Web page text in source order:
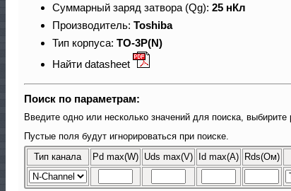
Суммарный заряд затвора (Qg): 25 нКл
Производитель: Toshiba
Тип корпуса: TO-3P(N)
Найти datasheet
Поиск по параметрам:
Введите одно или несколько значений для поиска, выбирите
Пустые поля будут игнорироваться при поиске.
Тип канала Pd max(W) Uds max(V) Id max(A) Rds(Ом)